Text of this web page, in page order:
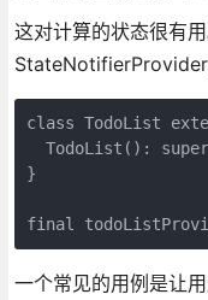
这对计算的状态很有
StateNotifierProvider
class TodoList
TodoList():
}
final
一个常见的用例是让